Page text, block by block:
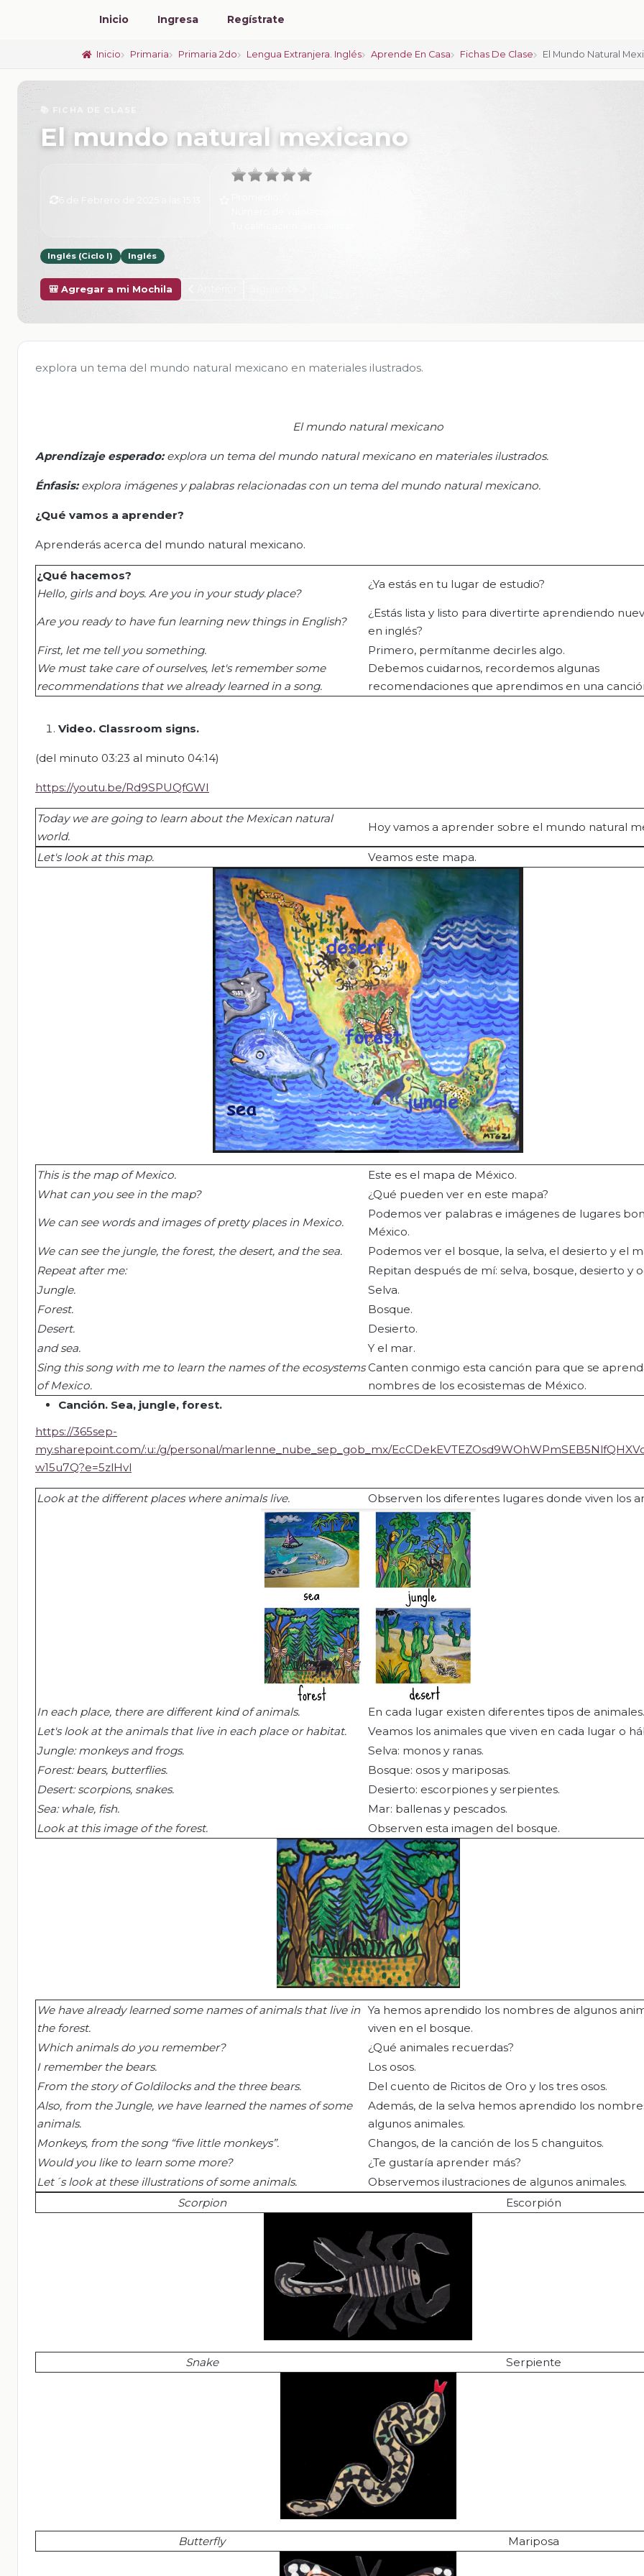
Inicio Ingresa Regístrate
Inicio Primaria Primaria 2do Lengua Extranjera. Inglés Aprende En Casa Fichas De Clase El Mundo Natural
📚 FICHA DE CLASE
El mundo natural mexicano
Inglés (Ciclo I) Inglés
🎒 Agregar a mi Mochila
explora un tema del mundo natural mexicano en materiales ilustrados.
El mundo natural mexicano
Aprendizaje esperado: explora un tema del mundo natural mexicano en materiales ilustrados.
Énfasis:explora imágenes y palabras relacionadas con un tema del mundo natural mexicano.
¿Qué vamos a aprender?
Aprenderás acerca del mundo natural mexicano.
¿Qué hacemos?
Hello, girls and boys. Are you in your study place?
¿Ya estás en tu lugar de estudio?
Are you ready to have fun learning new things in English?
¿Estás lista y listo para divertirte aprendiendo
en inglés?
First, let me tell you something.
We must take care of ourselves, let's remember some
recommendations that we already learned in a song.
Primero, permítanme decirles algo.
Debemos cuidarnos, recordemos algunas
recomendaciones que aprendimos en una
Video. Classroom signs.
(del minuto 03:23 al minuto 04:14)
https://youtu.be/Rd9SPUQfGWI
Today we are going to learn about the Mexican natural
world.
Hoy vamos a aprender sobre el mundo natural
Let's look at this map. Veamos este mapa.
This is the map of Mexico.
Este es el mapa de México.
What can you see in the map?
¿Qué pueden ver en este mapa?
We can see words and images of pretty places in Mexico.
Podemos ver palabras e imágenes de lugares
México.
We can see the jungle, the forest, the desert, and the sea.
Podemos ver el bosque, la selva, el desierto y el
Repeatafter me:
Repitan después de mí: selva, bosque, desierto y
Jungle.
Selva.
Forest.
Bosque.
Desert.
Desierto.
and sea.
Y el mar.
Sing this song with me to learn the names of the ecosystems
of Mexico.
Canten conmigo esta canción para que se
nombres de los ecosistemas de México.
Canción. Sea, jungle, forest.
https://365sep-
my.sharepoint.com/:u:/g/personal/marlenne_nube_sep_gob_mx/
w15u7Q?e=5zlHvl
Look at the different places where animals live. Observen los diferentes lugares donde viven los
In each place, there are different kind of animals.
En cada lugar existen diferentes tipos de animales.
Let's look at the animals that live in each place or habitat.
Veamos los animales que viven en cada lugar o
Jungle:monkeysandfrogs.
Selva: monos y ranas.
Forest:bears, butterflies.
Bosque: osos y mariposas.
Desert:scorpions, snakes.
Desierto: escorpiones y serpientes.
Sea: whale, fish.
Mar: ballenas y pescados.
Look at this image of the forest.
Observen esta imagen del bosque.
We have already learned some names of animals that live in
the forest.
Ya hemos aprendido los nombres de algunos
viven en el bosque.
Which animals do you remember?
¿Qué animales recuerdas?
I remember the bears.
Los osos.
From the story of Goldilocks and the three bears.
Del cuento de Ricitos de Oro y los tres osos.
Also, from the Jungle, we have learned the names of some
animals.
Además, de la selva hemos aprendido los
algunos animales.
Monkeys, from the song “five little monkeys”.
Changos, de la canción de los 5 changuitos.
Would you like to learn some more?
¿Te gustaría aprender más?
Let´s look at these illustrations of some animals.
Observemos ilustraciones de algunos animales.
Scorpion
Escorpión
Snake Serpiente
Butterfly Mariposa